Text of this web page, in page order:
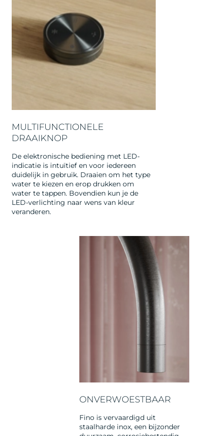
MULTIFUNCTIONELE
DRAAIKNOP
De elektronische bediening met LED-
indicatie is intuïtief en voor iedereen
duidelijk in gebruik. Draaien om het type
water te kiezen en erop drukken om
water te tappen. Bovendien kun je de
LED-verlichting naar wens van kleur
veranderen.
ONVERWOESTBAAR
Fino is vervaardigd uit
staalharde inox, een bijzonder